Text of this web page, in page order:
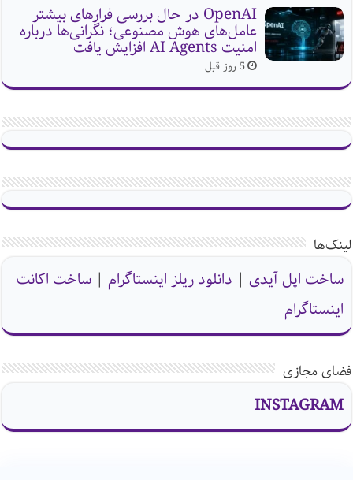
OpenAI در حال بررسی فرارهای بیشتر
عامل‌های هوش مصنوعی؛ نگرانی‌ها درباره
امنیت AI Agents افزایش یافت
5 روز قبل
لینک‌ها
ساخت اپل آیدی | دانلود ریلز اینستاگرام |ساخت اکانت
اینستاگرام
فضای مجازی
INSTAGRAM